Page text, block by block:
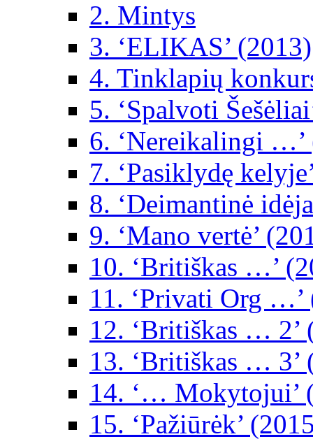
2. Mintys
3. ‘ELIKAS’ (2013)
4. Tinklapių
5. ‘Spalvoti
6. ‘Nereikalingi …’
7. ‘Pasiklydę
8. ‘Deimantinė
9. ‘Mano vertė’
10. ‘Britiškas …’
11. ‘Privati Org …’
12. ‘Britiškas … 2’
13. ‘Britiškas … 3’
14. ‘… Mokytojui’
15. ‘Pažiūrėk’